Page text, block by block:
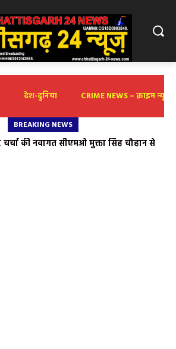
देश-दुनिया CRIME NEWS – क्राइम न्यूज़
BREAKING NEWS
मीटर की लूट के खिलाफ कांग्रेस का उग्र जन-